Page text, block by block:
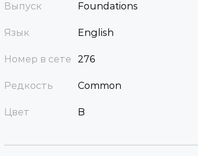
Выпуск Foundations
Язык English
Номер в сете 276
Редкость Common
Цвет B